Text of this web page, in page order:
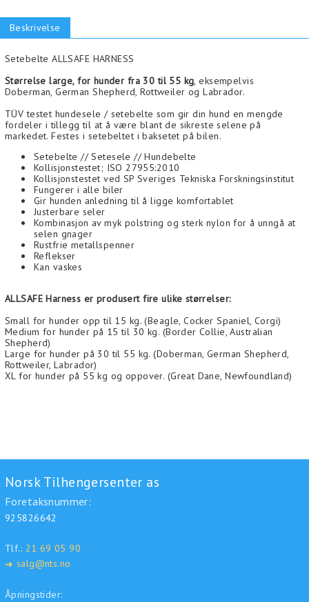
Beskrivelse
Setebelte ALLSAFE HARNESS
Størrelse large, for hunder fra 30 til 55 kg, eksempelvis
Doberman, German Shepherd, Rottweiler og Labrador.
TÜV testet hundesele / setebelte som gir din hund en mengde
fordeler i tillegg til at å være blant de sikreste selene på
markedet. Festes i setebeltet i baksetet på bilen.
Setebelte // Setesele // Hundebelte
Kollisjonstestet; ISO 27955:2010
Kollisjonstestet ved SP Sveriges Tekniska Forskningsinstitut
Fungerer i alle biler
Gir hunden anledning til å ligge komfortablet
Justerbare seler
Kombinasjon av myk polstring og sterk nylon for å unngå at
selen gnager
Rustfrie metallspenner
Reflekser
Kan vaskes
ALLSAFE Harness er produsert fire ulike størrelser:
Small for hunder opp til 15 kg. (Beagle, Cocker Spaniel, Corgi)
Medium for hunder på 15 til 30 kg. (Border Collie, Australian
Shepherd)
Large for hunder på 30 til 55 kg. (Doberman, German Shepherd,
Rottweiler, Labrador)
XL for hunder på 55 kg og oppover. (Great Dane, Newfoundland)
Norsk Tilhengersenter as
Foretaksnummer:
925826642
Tlf.: 21 69 05 90
➜ salg@nts.no
Åpningstider: